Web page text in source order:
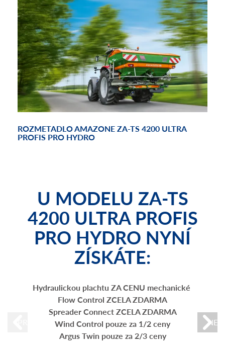
PREVIOUS
ROZMETADLO AMAZONE ZA-TS 4200 ULTRA
PROFIS PRO HYDRO
U MODELU ZA-TS
4200 ULTRA PROFIS
PRO HYDRO NYNÍ
ZÍSKÁTE:
Hydraulickou plachtu ZA CENU mechanické
Flow Control ZCELA ZDARMA
Spreader Connect ZCELA ZDARMA
Wind Control pouze za 1/2 ceny
Argus Twin pouze za 2/3 ceny